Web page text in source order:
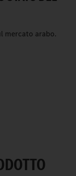
mercato arabo.